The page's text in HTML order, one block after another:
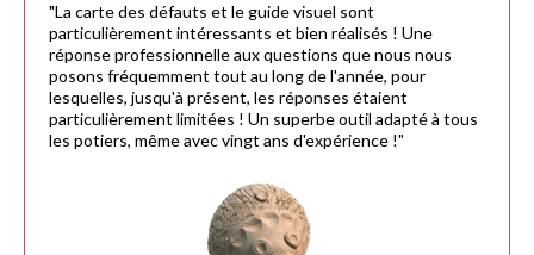
"La carte des défauts et le guide visuel sont
particulièrement intéressants et bien réalisés ! Une
réponse professionnelle aux questions que nous nous
posons fréquemment tout au long de l'année, pour
lesquelles, jusqu'à présent, les réponses étaient
particulièrement limitées ! Un superbe outil adapté à tous
les potiers, même avec vingt ans d'expérience !"